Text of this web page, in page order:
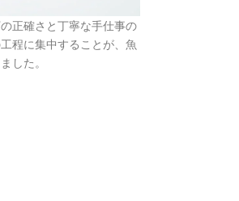
正確さと丁寧な手仕事の
程に集中することが、魚
した。